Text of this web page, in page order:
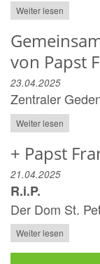
Weiter lesen
von Papst
23.04.2025
Zentraler
Weiter lesen
+ Papst
21.04.2025
R.i.P.
Der Dom St.
Weiter lesen